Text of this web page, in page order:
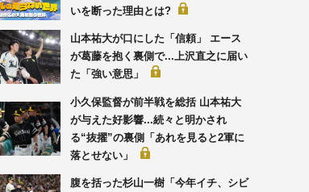
いを断った理由とは?
山本祐大が口にした「信頼」 エース
が葛藤を抱く裏側で...上沢直之に届い
た「強い意思」
小久保監督が前半戦を総括 山本祐大
が与えた好影響...続々と明かされ
る“抜擢”の裏側「あれを見ると2軍に
落とせない」
腹を括った杉山一樹「今年イチ、シビ